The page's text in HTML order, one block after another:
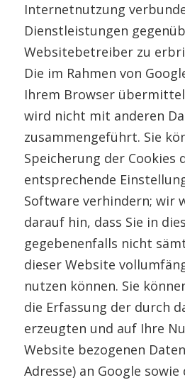
Internetnutzung
Dienstleistungen
Websitebetreiber zu
Die im Rahmen von
Ihrem Browser
wird nicht mit anderen
zusammengeführt. Sie
Speicherung der Cookies
entsprechende
Software verhindern; wir
darauf hin, dass Sie in
gegebenenfalls nicht
dieser Website
nutzen können. Sie
die Erfassung der durch
erzeugten und auf Ihre
Website bezogenen
Adresse) an Google